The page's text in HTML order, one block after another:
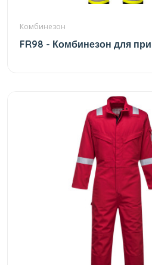
Комбинезон
FR98 - Комбинезон для